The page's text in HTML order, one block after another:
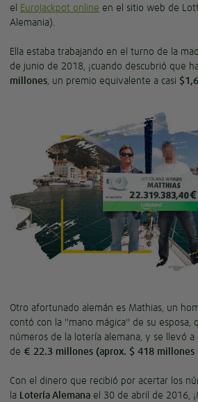
el EuroJackpot online en el sitio web de
Alemania).
Ella estaba trabajando en el turno de la
de junio de 2018, ¡cuando descubrió que
millones, un premio equivalente a casi
Otro afortunado alemán es Mathias, un
contó con la "mano mágica" de su esposa,
números de la lotería alemana, y se llevó a
de € 22.3 millones (aprox. $ 418 millones
Con el dinero que recibió por acertar los
la Lotería Alemana el 30 de abril de 2016,